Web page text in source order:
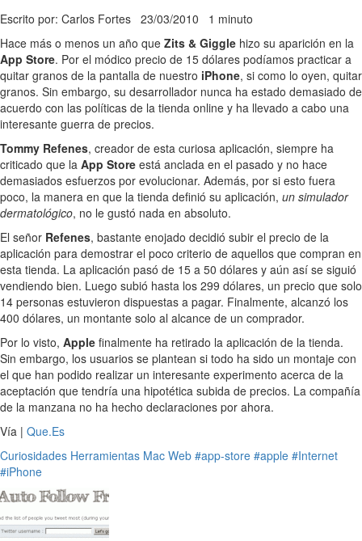
Escrito por: Carlos Fortes 23/03/2010 1 minuto
Hace más o menos un año que Zits & Giggle hizo su aparición en la
App Store. Por el módico precio de 15 dólares podíamos practicar a
quitar granos de la pantalla de nuestro iPhone, si como lo oyen, quitar
granos. Sin embargo, su desarrollador nunca ha estado demasiado de
acuerdo con las políticas de la tienda online y ha llevado a cabo una
interesante guerra de precios.
Tommy Refenes, creador de esta curiosa aplicación, siempre ha
criticado que la App Store está anclada en el pasado y no hace
demasiados esfuerzos por evolucionar. Además, por si esto fuera
poco, la manera en que la tienda definió su aplicación, un simulador
dermatológico, no le gustó nada en absoluto.
El señor Refenes, bastante enojado decidió subir el precio de la
aplicación para demostrar el poco criterio de aquellos que compran en
esta tienda. La aplicación pasó de 15 a 50 dólares y aún así se siguió
vendiendo bien. Luego subió hasta los 299 dólares, un precio que solo
14 personas estuvieron dispuestas a pagar. Finalmente, alcanzó los
400 dólares, un montante solo al alcance de un comprador.
Por lo visto, Apple finalmente ha retirado la aplicación de la tienda.
Sin embargo, los usuarios se plantean si todo ha sido un montaje con
el que han podido realizar un interesante experimento acerca de la
aceptación que tendría una hipotética subida de precios. La compañía
de la manzana no ha hecho declaraciones por ahora.
Vía | Que.Es
Curiosidades Herramientas Mac Web #app-store #apple #Internet
#iPhone